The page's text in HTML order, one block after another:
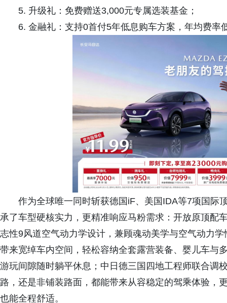
5. 升级礼：免费赠送3,000元专属选装基金；
6. 金融礼：支持0首付5年低息购车方案，年均费率
作为全球唯一同时斩获德国iF、美国IDA等7项国际
承了车型硬核实力，更精准响应马粉需求：开放原顶配
志性9风道空气动力学设计，兼顾魂动美学与空气动力
带来宽绰车内空间，轻松容纳全套露营装备、婴儿车与
游玩间隙随时躺平休息；中日德三国四地工程师联合调
路，还是非铺装路面，都能带来从容稳定的驾乘体验，
也能全程舒适。